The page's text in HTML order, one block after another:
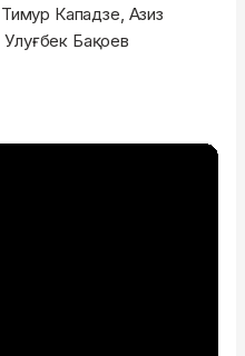
Кападзе, Азиз
Бақоев